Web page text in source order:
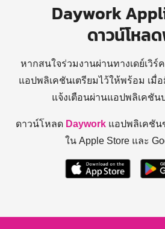
Daywork
ดาวน์โหล
หากสนใจร่วมงานผ่านทางเดย์เวิ
แอปพลิเคชันเตรียมไว้ให้พร้อม เมื่
แจ้งเตือนผ่านแอปพลิเคชั
ดาวน์โหลด Daywork แอปพลิเคชัน
ใน Apple Store และ